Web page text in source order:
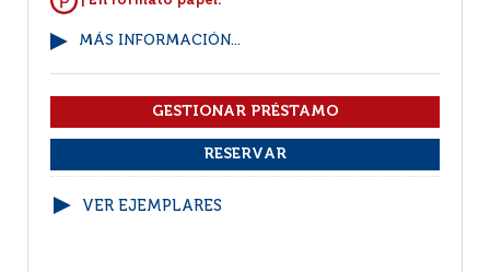
MÁS INFORMACIÓN...
VER EJEMPLARES